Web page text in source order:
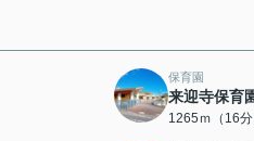
保育園
来迎寺保育
1265ｍ（16分